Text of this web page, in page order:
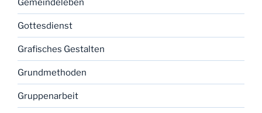
Gemeindeleben
Gottesdienst
Grafisches Gestalten
Grundmethoden
Gruppenarbeit